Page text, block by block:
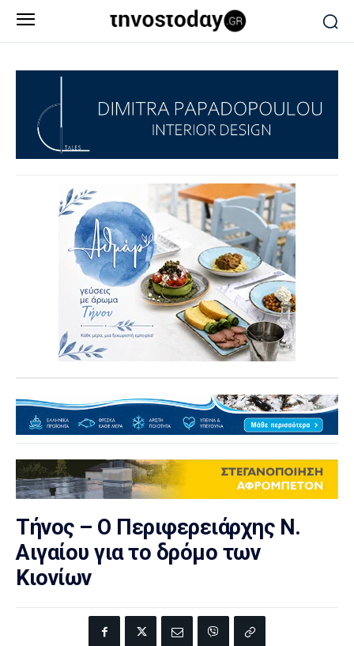
Τήνος – Ο Περιφερειάρχης Ν.
Αιγαίου για το δρόμο των
Κιονίων